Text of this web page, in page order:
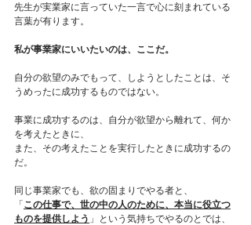
先生が実業家に言っていた一言で心に刻まれている
言葉が有ります。
私が事業家にいいたいのは、ここだ。
自分の欲望のみでもって、しようとしたことは、そ
うめったに成功するものではない。
事業に成功するのは、自分が欲望から離れて、何か
を考えたときに、
また、その考えたことを実行したときに成功するの
だ。
同じ事業家でも、欲の固まりでやる者と、
「この仕事で、世の中の人のために、本当に役立つ
ものを提供しよう 」という気持ちでやるのとでは、